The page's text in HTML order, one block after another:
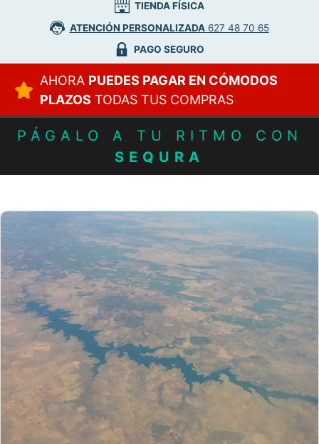
TIENDA FÍSICA
ATENCIÓN PERSONALIZADA627 48 70 65
PAGO SEGURO
AHORA PUEDES PAGAR EN CÓMODOS
PLAZOS TODAS TUS COMPRAS
PÁGALO A TU RITMO CON
SEQURA